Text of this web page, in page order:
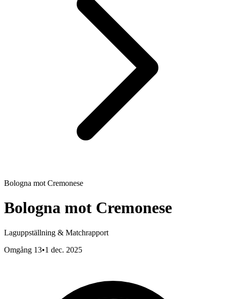
Bologna mot Cremonese
Bologna mot Cremonese
Laguppställning & Matchrapport
Omgång 13•1 dec. 2025